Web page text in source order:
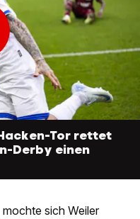
Tor rettet
Derby einen
sich Weiler